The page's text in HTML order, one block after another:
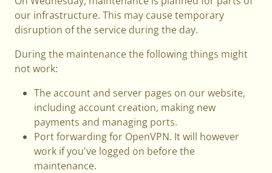
our infrastructure. This may cause temporary
disruption of the service during the day.
During the maintenance the following things might
not work:
The account and server pages on our website,
including account creation, making new
payments and managing ports.
Port forwarding for OpenVPN. It will however
work if you've logged on before the
maintenance.